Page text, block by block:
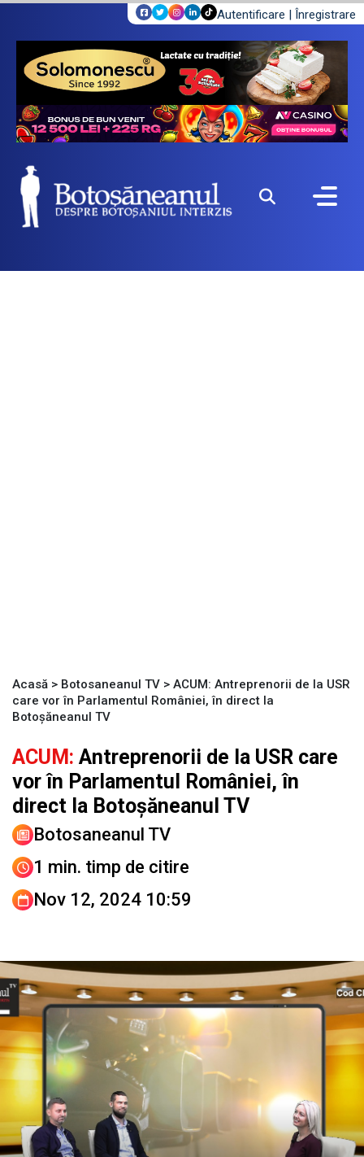
Autentificare | Înregistrare
Acasă > Botosaneanul TV > ACUM: Antreprenorii de la USR
care vor în Parlamentul României, în direct la
Botoșăneanul TV
ACUM: Antreprenorii de la USR care
vor în Parlamentul României, în
direct la Botoșăneanul TV
Botosaneanul TV
1 min. timp de citire
Nov 12, 2024 10:59